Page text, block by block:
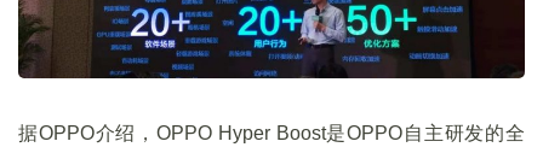
据OPPO介绍，OPPO Hyper Boost是OPPO自主研发的全